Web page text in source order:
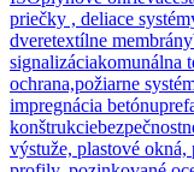
priečky , deliace
dveretextílne membrány
signalizáciakomunálna
ochrana,požiarne
impregnácia betónu
konštrukcie
výstuže, plastové